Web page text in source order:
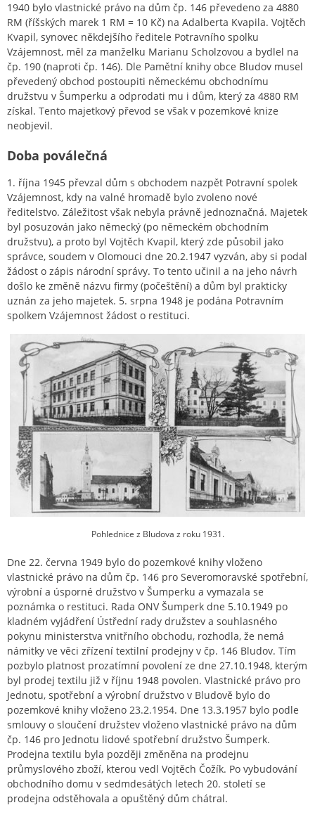
1940 bylo vlastnické právo na dům čp. 146 převedeno za 4880
RM (říšských marek 1 RM = 10 Kč) na Adalberta Kvapila. Vojtěch
Kvapil, synovec někdejšího ředitele Potravního spolku
Vzájemnost, měl za manželku Marianu Scholzovou a bydlel na
čp. 190 (naproti čp. 146). Dle Pamětní knihy obce Bludov musel
převedený obchod postoupiti německému obchodnímu
družstvu v Šumperku a odprodati mu i dům, který za 4880 RM
získal. Tento majetkový převod se však v pozemkové knize
neobjevil.
Doba poválečná
1. října 1945 převzal dům s obchodem nazpět Potravní spolek
Vzájemnost, kdy na valné hromadě bylo zvoleno nové
ředitelstvo. Záležitost však nebyla právně jednoznačná. Majetek
byl posuzován jako německý (po německém obchodním
družstvu), a proto byl Vojtěch Kvapil, který zde působil jako
správce, soudem v Olomouci dne 20.2.1947 vyzván, aby si podal
žádost o zápis národní správy. To tento učinil a na jeho návrh
došlo ke změně názvu firmy (počeštění) a dům byl prakticky
uznán za jeho majetek. 5. srpna 1948 je podána Potravním
spolkem Vzájemnost žádost o restituci.
Pohlednice z Bludova z roku 1931.
Dne 22. června 1949 bylo do pozemkové knihy vloženo
vlastnické právo na dům čp. 146 pro Severomoravské spotřební,
výrobní a úsporné družstvo v Šumperku a vymazala se
poznámka o restituci. Rada ONV Šumperk dne 5.10.1949 po
kladném vyjádření Ústřední rady družstev a souhlasného
pokynu ministerstva vnitřního obchodu, rozhodla, že nemá
námitky ve věci zřízení textilní prodejny v čp. 146 Bludov. Tím
pozbylo platnost prozatímní povolení ze dne 27.10.1948, kterým
byl prodej textilu již v říjnu 1948 povolen. Vlastnické právo pro
Jednotu, spotřební a výrobní družstvo v Bludově bylo do
pozemkové knihy vloženo 23.2.1954. Dne 13.3.1957 bylo podle
smlouvy o sloučení družstev vloženo vlastnické právo na dům
čp. 146 pro Jednotu lidové spotřební družstvo Šumperk.
Prodejna textilu byla později změněna na prodejnu
průmyslového zboží, kterou vedl Vojtěch Čožík. Po vybudování
obchodního domu v sedmdesátých letech 20. století se
prodejna odstěhovala a opuštěný dům chátral.